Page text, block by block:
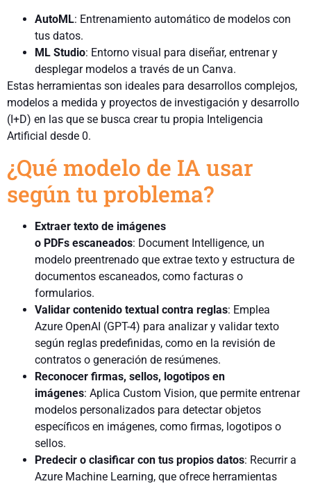
AutoML: Entrenamiento automático de modelos con
tus datos.
ML Studio: Entorno visual para diseñar, entrenar y
desplegar modelos a través de un Canva.
Estas herramientas son ideales para desarrollos complejos,
modelos a medida y proyectos de investigación y desarrollo
(I+D) en las que se busca crear tu propia Inteligencia
Artificial desde 0.
¿Qué modelo de IA usar
según tu problema?
Extraer texto de imágenes
o PDFs escaneados: Document Intelligence, un
modelo preentrenado que extrae texto y estructura de
documentos escaneados, como facturas o
formularios.
Validar contenido textual contra reglas: Emplea
Azure OpenAI (GPT-4) para analizar y validar texto
según reglas predefinidas, como en la revisión de
contratos o generación de resúmenes.
Reconocer firmas, sellos, logotipos en
imágenes: Aplica Custom Vision, que permite entrenar
modelos personalizados para detectar objetos
específicos en imágenes, como firmas, logotipos o
sellos.
Predecir o clasificar con tus propios datos: Recurrir a
Azure Machine Learning, que ofrece herramientas